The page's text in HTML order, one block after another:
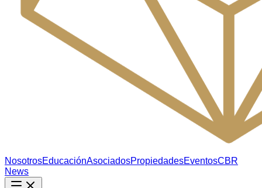
NosotrosEducaciónAsociadosPropiedadesEventosCBR
News